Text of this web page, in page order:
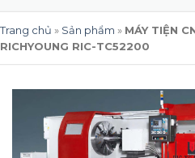
Trang chủ » Sản phẩm » MÁY TIỆN
RICHYOUNG RIC-TC52200